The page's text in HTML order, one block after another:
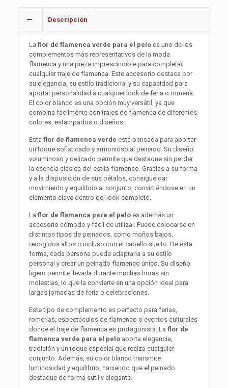
Descripción
Laflor de flamenca verde para el pelo es uno de los
complementos más representativos de la moda
flamenca y una pieza imprescindible para completar
cualquier traje de flamenca. Este accesorio destaca por
su elegancia, su estilo tradicional y su capacidad para
aportar personalidad a cualquier look de feria o romería.
El color blanco es una opción muy versátil, ya que
combina fácilmente con trajes de flamenca de diferentes
colores, estampados o diseños.
Estaflor de flamenca verde está pensada para aportar
un toque sofisticado y armonioso al peinado. Su diseño
voluminoso y delicado permite que destaque sin perder
la esencia clásica del estilo flamenco. Gracias a su forma
y a la disposición de sus pétalos, consigue dar
movimiento y equilibrio al conjunto, convirtiéndose en un
elemento clave dentro del look completo.
Laflor de flamenca para el pelo es además un
accesorio cómodo y fácil de utilizar. Puede colocarse en
distintos tipos de peinados, como moños bajos,
recogidos altos o incluso con el cabello suelto. De esta
forma, cada persona puede adaptarla a su estilo
personal y crear un peinado flamenco único. Su diseño
ligero permite llevarla durante muchas horas sin
molestias, lo que la convierte en una opción ideal para
largas jornadas de feria o celebraciones.
Este tipo de complemento es perfecto para ferias,
romerías, espectáculos de flamenco o eventos culturales
donde el traje de flamenca es protagonista. Laflor de
flamenca verde para el pelo aporta elegancia,
tradición y un toque especial que realza cualquier
conjunto. Además, su color blanco transmite
luminosidad y equilibrio, haciendo que el peinado
destaque de forma sutil y elegante.